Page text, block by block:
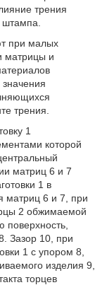
трения
при малых
матрицы и
трения.
1
которой
матриц 6 и 7
1 в
матриц 6 и 7, при
2 обжимаемой
поверхность,
Зазор 10, при
1 с упором 8,
изделия 9,
торцев